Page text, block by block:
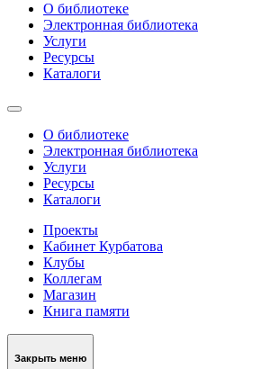
О библиотеке
Электронная библиотека
Услуги
Ресурсы
Каталоги
О библиотеке
Электронная библиотека
Услуги
Ресурсы
Каталоги
Проекты
Кабинет Курбатова
Клубы
Коллегам
Магазин
Книга памяти
Закрыть меню